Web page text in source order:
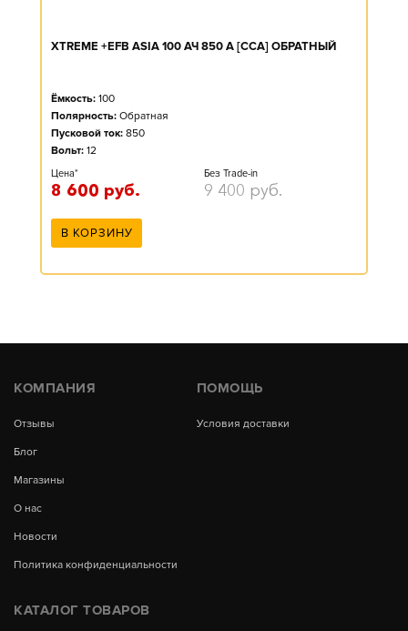
XTREME +EFB ASIA 100 АЧ 850 А [CCA] ОБРАТНЫЙ
Ёмкость: 100
Полярность: Обратная
Пусковой ток: 850
Вольт: 12
Цена*
8 600 руб.
Без Trade-in
9 400 руб.
В КОРЗИНУ
КОМПАНИЯ
Отзывы
Блог
Магазины
О нас
Новости
Политика конфиденциальности
ПОМОЩЬ
Условия доставки
КАТАЛОГ ТОВАРОВ